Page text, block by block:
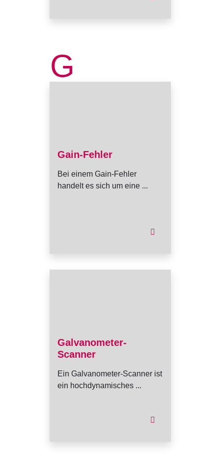
G
Gain-Fehler
Bei einem Gain-Fehler
handelt es sich um eine ...
Galvanometer-
Scanner
Ein Galvanometer-Scanner ist
ein hochdynamisches ...